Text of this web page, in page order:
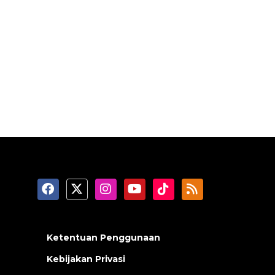
Ketentuan Penggunaan
Kebijakan Privasi